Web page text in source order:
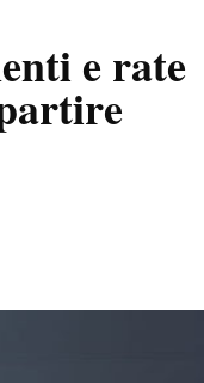
e rate